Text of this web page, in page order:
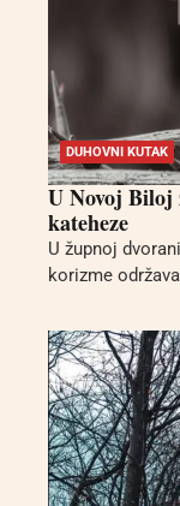
DUHOVNI KUTAK
U Novoj Biloj
kateheze
U župnoj
korizme